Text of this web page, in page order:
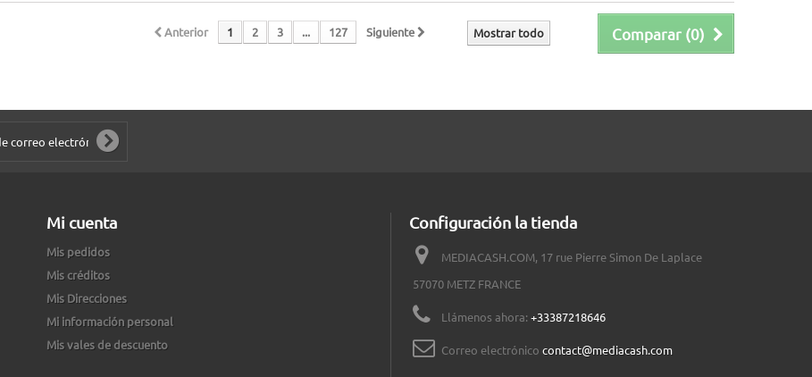
Comparar (0)
Mostrar todo
Anterior 1 2 3 ... 127 Siguiente
Mi cuenta
Mis pedidos
Mis créditos
Mis Direcciones
Mi información personal
Mis vales de descuento
Configuración la tienda
MEDIACASH.COM, 17 rue Pierre Simon De Laplace
57070 METZ FRANCE
Llámenos ahora: +33387218646
Correo electrónico contact@mediacash.com